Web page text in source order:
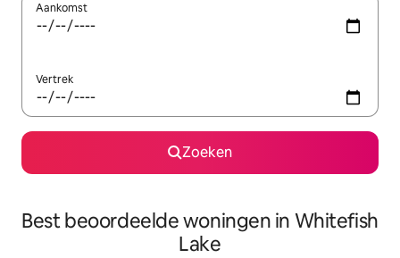
Aankomst
Vertrek
Zoeken
Best beoordeelde woningen in Whitefish
Lake